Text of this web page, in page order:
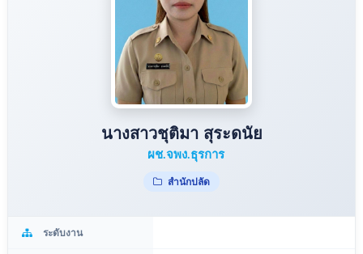
นางสาวชุติมา สุระดนัย
ผช.จพง.ธุรการ
สำนักปลัด
ระดับงาน